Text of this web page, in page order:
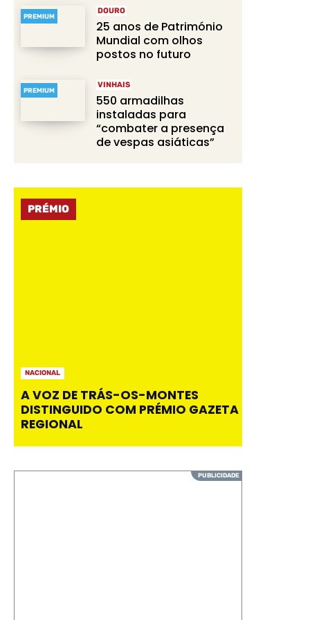
PREMIUM
DOURO
25 anos de Património
Mundial com olhos
postos no futuro
PREMIUM
VINHAIS
550 armadilhas
instaladas para
“combater a presença
de vespas asiáticas”
PRÉMIO
NACIONAL
A VOZ DE TRÁS-OS-MONTES
DISTINGUIDO COM PRÉMIO GAZETA
REGIONAL